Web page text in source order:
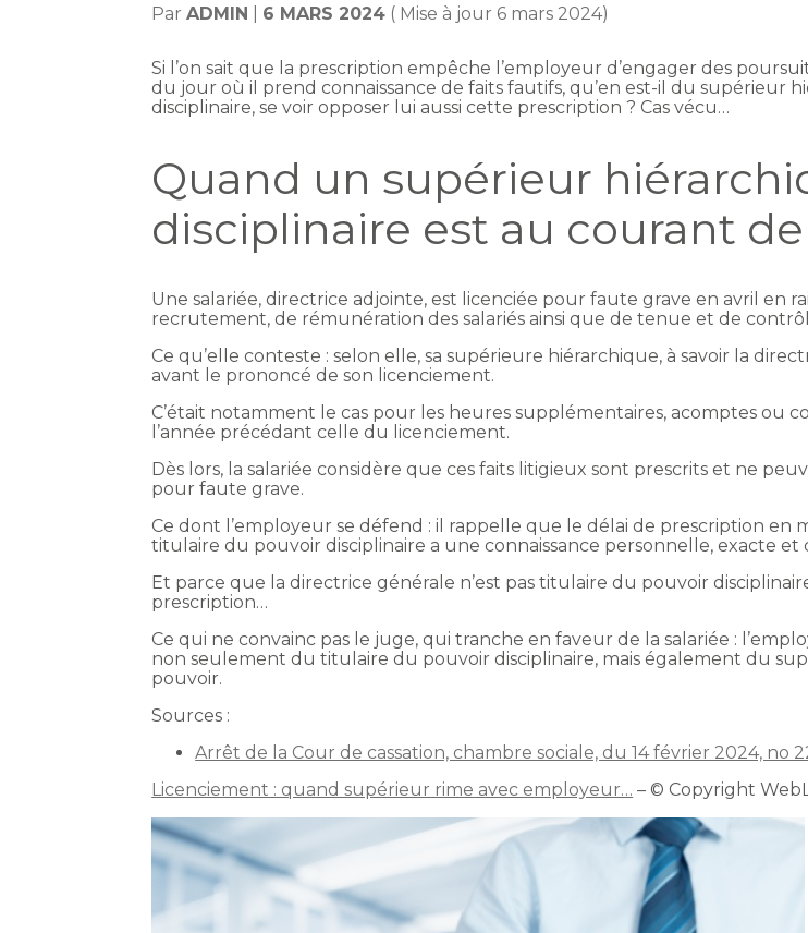
ParADMIN 6 MARS 2024 ( Mise à jour 6 mars 2024)
Si l’on sait que la prescription empêche l’employeur d’engager des
du jour où il prend connaissance de faits fautifs, qu’en est-il du
disciplinaire, se voir opposer lui aussi cette prescription ? Cas vécu…
Quand un supérieur
disciplinaire est au courant
Une salariée, directrice adjointe, est licenciée pour faute grave en avril en
recrutement, de rémunération des salariés ainsi que de tenue et de
Ce qu’elle conteste : selon elle, sa supérieure hiérarchique, à savoir la
avant le prononcé de son licenciement.
C’était notamment le cas pour les heures supplémentaires, acomptes ou
l’année précédant celle du licenciement.
Dès lors, la salariée considère que ces faits litigieux sont prescrits et ne
pour faute grave.
Ce dont l’employeur se défend : il rappelle que le délai de prescription
titulaire du pouvoir disciplinaire a une connaissance personnelle, exacte et
Et parce que la directrice générale n’est pas titulaire du pouvoir
prescription…
Ce qui ne convainc pas le juge, qui tranche en faveur de la salariée :
non seulement du titulaire du pouvoir disciplinaire, mais également du
pouvoir.
Sources :
Arrêt de la Cour de cassation, chambre sociale, du 14 février 2024, no
Licenciement : quand supérieur rime avec employeur… – © Copyright